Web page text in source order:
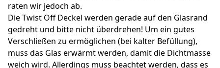
raten wir jedoch ab.
Die Twist Off Deckel werden gerade auf den Glasrand
gedreht und bitte nicht überdrehen! Um ein gutes
Verschließen zu ermöglichen (bei kalter Befüllung),
muss das Glas erwärmt werden, damit die Dichtmasse
weich wird. Allerdings muss beachtet werden, dass es